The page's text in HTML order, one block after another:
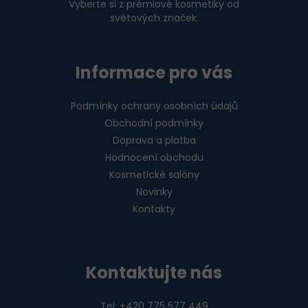
Vyberte si z prémiové kosmetiky od
světových značek.
Informace pro vás
Podmínky ochrany osobních údajů
Obchodní podmínky
Doprava a platba
Hodnocení obchodu
Kosmetické salóny
Novinky
Kontakty
Kontaktujte nás